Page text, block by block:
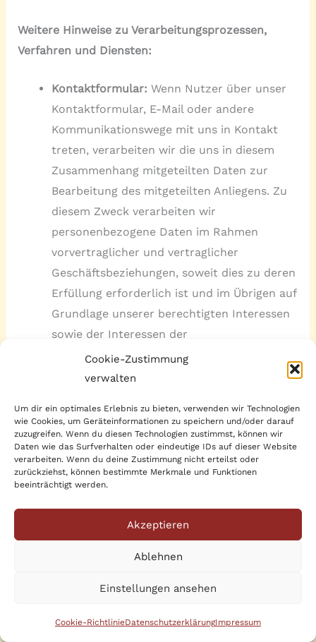
Cookie-Zustimmung
verwalten
Um dir ein optimales Erlebnis zu bieten, verwenden wir Technologien
wie Cookies, um Geräteinformationen zu speichern und/oder darauf
zuzugreifen. Wenn du diesen Technologien zustimmst, können wir
Daten wie das Surfverhalten oder eindeutige IDs auf dieser Website
verarbeiten. Wenn du deine Zustimmung nicht erteilst oder
zurückziehst, können bestimmte Merkmale und Funktionen
beeinträchtigt werden.
Akzeptieren
Ablehnen
Einstellungen ansehen
Cookie-RichtlinieDatenschutzerklärungImpressum
Weitere Hinweise zu Verarbeitungsprozessen,
Verfahren und Diensten:
Kontaktformular: Wenn Nutzer über unser
Kontaktformular, E-Mail oder andere
Kommunikationswege mit uns in Kontakt
treten, verarbeiten wir die uns in diesem
Zusammenhang mitgeteilten Daten zur
Bearbeitung des mitgeteilten Anliegens. Zu
diesem Zweck verarbeiten wir
personenbezogene Daten im Rahmen
vorvertraglicher und vertraglicher
Geschäftsbeziehungen, soweit dies zu deren
Erfüllung erforderlich ist und im Übrigen auf
Grundlage unserer berechtigten Interessen
sowie der Interessen der
Kommunikationspartner an der
Beantwortung der Anliegen und unserer
Rechtsgrundlagen:
Vertragserfüllung und
vorvertragliche Anfragen (Art. 6 Abs. 1 S. 1
lit. b. DSGVO), Berechtigte Interessen (Art. 6
Abs. 1 S. 1 lit. f. DSGVO).
sozialer Netzwerke und verarbeiten in diesem
aktiven Nutzern zu kommunizieren oder um
Informationen über uns anzubieten.